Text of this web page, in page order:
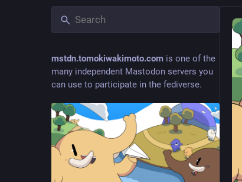
mstdn.tomokiwakimoto.com is one of the
many independent Mastodon servers you
can use to participate in the fediverse.